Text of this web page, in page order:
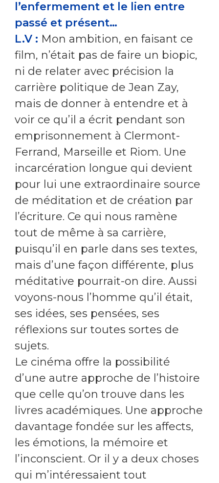
l’enfermement et le lien entre
passé et présent…
L.V : Mon ambition, en faisant ce
film, n’était pas de faire un biopic,
ni de relater avec précision la
carrière politique de Jean Zay,
mais de donner à entendre et à
voir ce qu’il a écrit pendant son
emprisonnement à Clermont-
Ferrand, Marseille et Riom. Une
incarcération longue qui devient
pour lui une extraordinaire source
de méditation et de création par
l’écriture. Ce qui nous ramène
tout de même à sa carrière,
puisqu’il en parle dans ses textes,
mais d’une façon différente, plus
méditative pourrait-on dire. Aussi
voyons-nous l’homme qu’il était,
ses idées, ses pensées, ses
réflexions sur toutes sortes de
sujets.
Le cinéma offre la possibilité
d’une autre approche de l’histoire
que celle qu’on trouve dans les
livres académiques. Une approche
davantage fondée sur les affects,
les émotions, la mémoire et
l’inconscient. Or il y a deux choses
qui m’intéressaient tout